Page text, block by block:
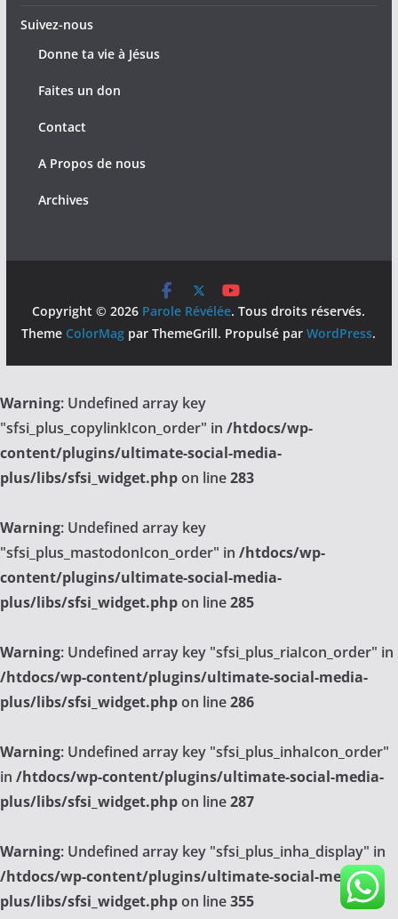
Suivez-nous
Donne ta vie à Jésus
Faites un don
Contact
A Propos de nous
Archives
Copyright © 2026 Parole Révélée. Tous droits réservés.
Theme ColorMag par ThemeGrill. Propulsé parWordPress.
Warning: Undefined array key
"sfsi_plus_copylinkIcon_order" in /htdocs/wp-
content/plugins/ultimate-social-media-
plus/libs/sfsi_widget.phpon line283
Warning: Undefined array key
"sfsi_plus_mastodonIcon_order" in /htdocs/wp-
content/plugins/ultimate-social-media-
plus/libs/sfsi_widget.phpon line285
Warning: Undefined array key "sfsi_plus_riaIcon_order" in
/htdocs/wp-content/plugins/ultimate-social-media-
plus/libs/sfsi_widget.phpon line286
Warning: Undefined array key "sfsi_plus_inhaIcon_order"
in /htdocs/wp-content/plugins/ultimate-social-media-
plus/libs/sfsi_widget.phpon line287
Warning: Undefined array key "sfsi_plus_inha_display" in
/htdocs/wp-content/plugins/ultimate-social-media-
plus/libs/sfsi_widget.phpon line355